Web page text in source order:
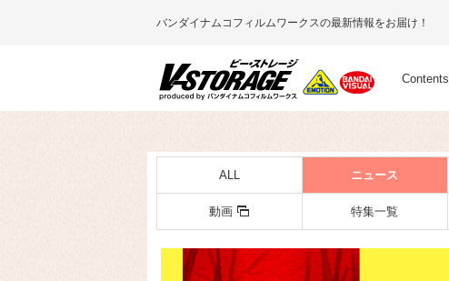
バンダイナムコフィルムワークスの最新情報をお届け！
Contents
ALL ニュース
動画 特集一覧